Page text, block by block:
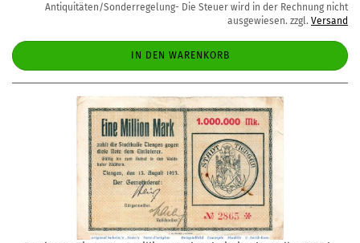
Antiquitäten/Sonderregelung- Die Steuer wird in der Rechnung nicht
ausgewiesen. zzgl. Versand
IN DEN WARENKORB